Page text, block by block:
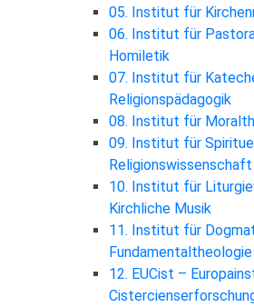
05. Institut für
06. Institut für
Homiletik
07. Institut für
Religionspädagogik
08. Institut für
09. Institut für
Religionswissenschaft
10. Institut für
Kirchliche Musik
11. Institut für
Fundamentaltheologie
12. EUCist –